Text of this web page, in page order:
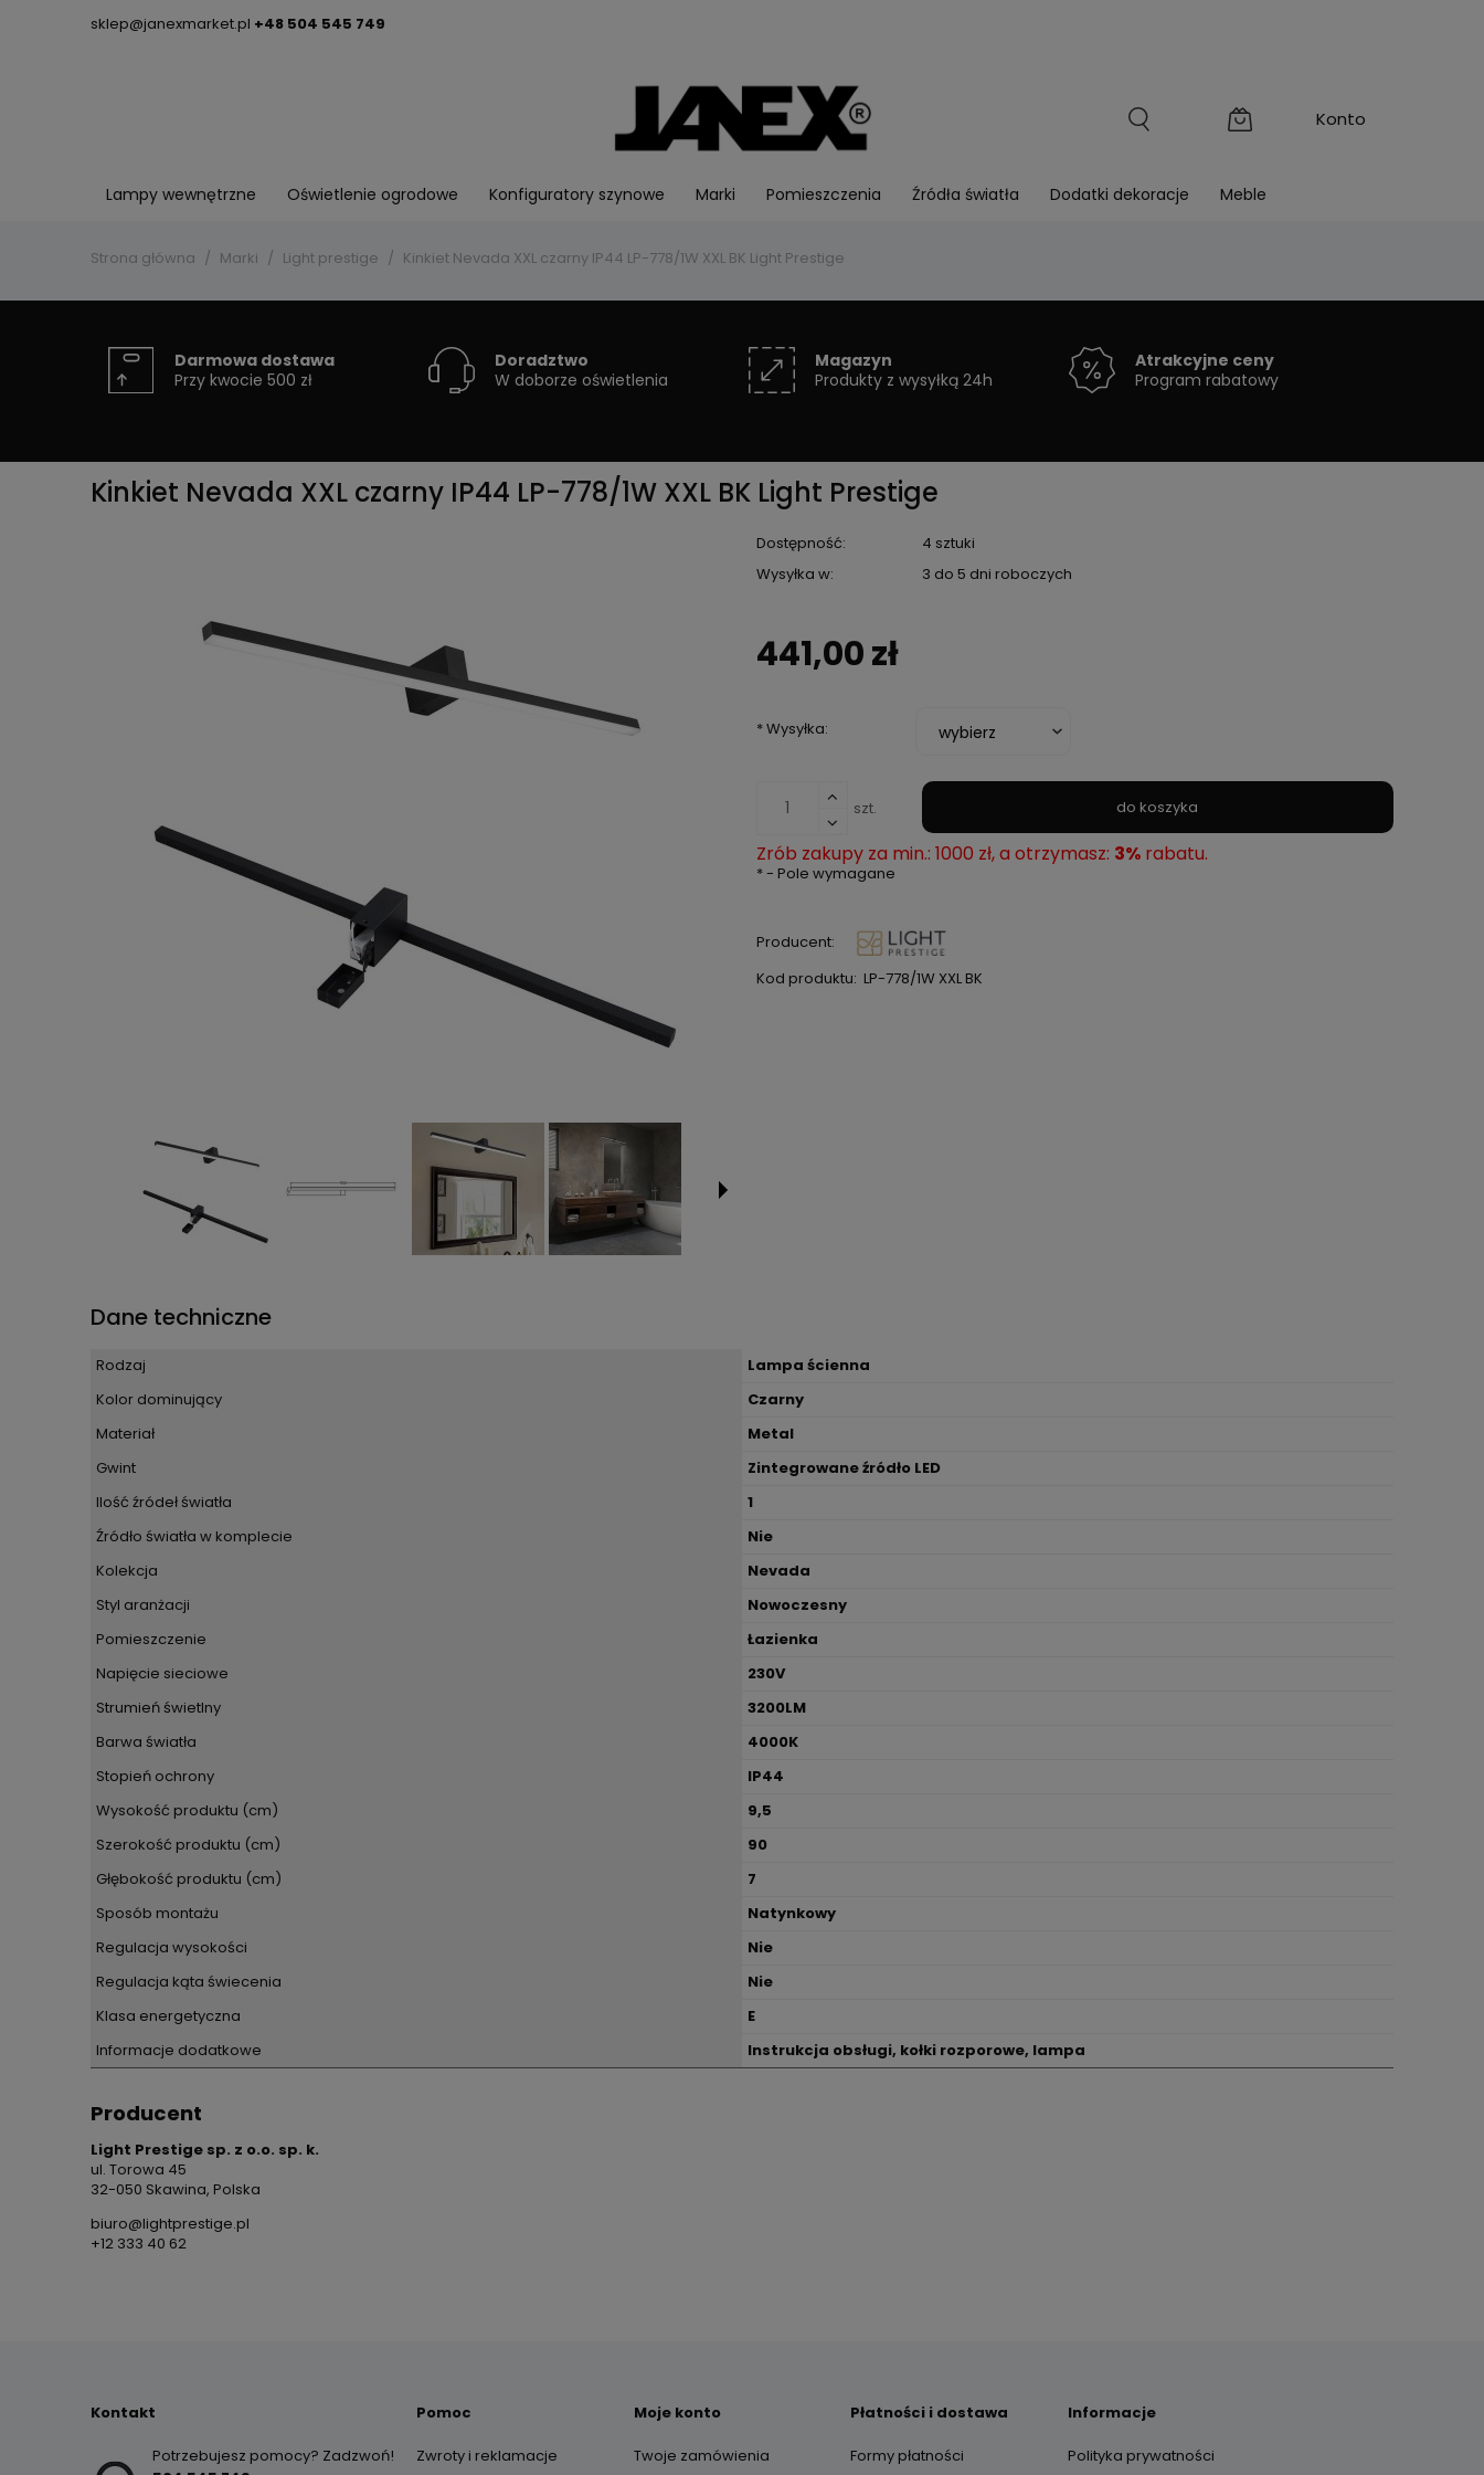
sklep@janexmarket.pl +48 504 545 749
Lampy wewnętrzne Oświetlenie ogrodowe Konfiguratory szynowe Marki Pomieszczenia Źródła światła Dodatki dekoracje Meble
Strona główna Marki Light prestige Kinkiet Nevada XXL czarny IP44 LP-778/1W XXL BK Light Prestige
Darmowa dostawa
Przy kwocie 500 zł
Doradztwo
W doborze oświetlenia
Magazyn
Produkty z wysyłką 24h
Atrakcyjne ceny
Program rabatowy
Kinkiet Nevada XXL czarny IP44 LP-778/1W XXL BK Light Prestige
Dostępność:
4 sztuki
Wysyłka w:
3 do 5 dni roboczych
441,00 zł
*Wysyłka:
szt. do koszyka
Zrób zakupy za min.: 1000 zł, a otrzymasz: 3%rabatu.
*- Pole wymagane
Producent:
Kod produktu: LP-778/1W XXL BK
Dane techniczne
Rodzaj
Lampa ścienna
Kolor dominujący
Czarny
Materiał
Metal
Gwint
Zintegrowane źródło LED
Ilość źródeł światła
1
Źródło światła w komplecie
Nie
Kolekcja
Nevada
Styl aranżacji
Nowoczesny
Pomieszczenie
Łazienka
Napięcie sieciowe
230V
Strumień świetlny
3200LM
Barwa światła
4000K
Stopień ochrony
IP44
Wysokość produktu (cm)
9,5
Szerokość produktu (cm)
90
Głębokość produktu (cm)
7
Sposób montażu
Natynkowy
Regulacja wysokości
Nie
Regulacja kąta świecenia
Nie
Klasa energetyczna
E
Informacje dodatkowe
Instrukcja obsługi, kołki rozporowe, lampa
Producent
Light Prestige sp. z o.o. sp. k.
ul. Torowa 45
32-050 Skawina, Polska
biuro@lightprestige.pl
+12 333 40 62
Kontakt
Potrzebujesz pomocy? Zadzwoń!
Pomoc
Zwroty i reklamacje
Moje konto
Twoje zamówienia
Płatności i dostawa
Formy płatności
Informacje
Polityka prywatności